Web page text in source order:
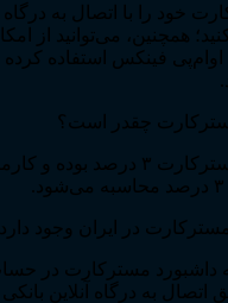
خود را با اتصال به درگاه
همچنین، می‌توانید از
فینکس استفاده کرده
چقدر است؟
کارمزد شارژ مسترکارت ۳ درصد
مسترکارت در ایران وجود
به داشبورد مسترکارت در
اتصال به درگاه آنلاین